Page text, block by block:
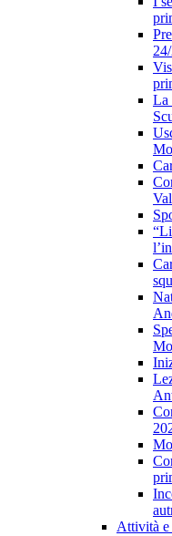
La
Attività e